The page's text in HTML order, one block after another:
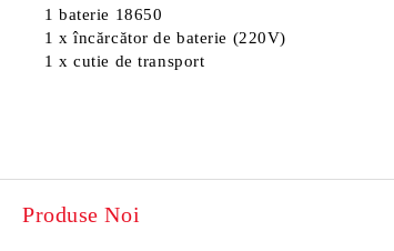
1 baterie 18650
1 x încărcător de baterie (220V)
1 x cutie de transport
Produse Noi